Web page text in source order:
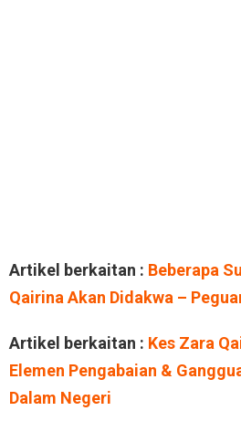
Artikel berkaitan : Beberapa
Qairina Akan Didakwa –
Artikel berkaitan : Kes Zara
Elemen Pengabaian &
Dalam Negeri